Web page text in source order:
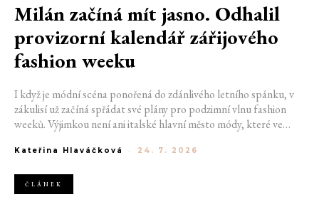
Milán začíná mít jasno. Odhalil
provizorní kalendář zářijového
fashion weeku
I když je módní scéna ponořená do zdánlivého letního spánku, v
zákulisí už začíná spřádat své plány pro podzimní vlnu fashion
weeků. Výjimkou není ani italské hlavní město módy, které ve
22. do 28. září přivítá tradiční jména, pozornost však zaměří
Moschino.
Kateřina Hlaváčková - 24. 7. 2026
ČLÁNEK